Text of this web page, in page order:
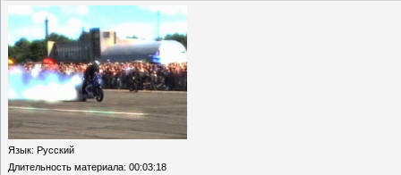
Язык: Русский
Длительность материала: 00:03:18